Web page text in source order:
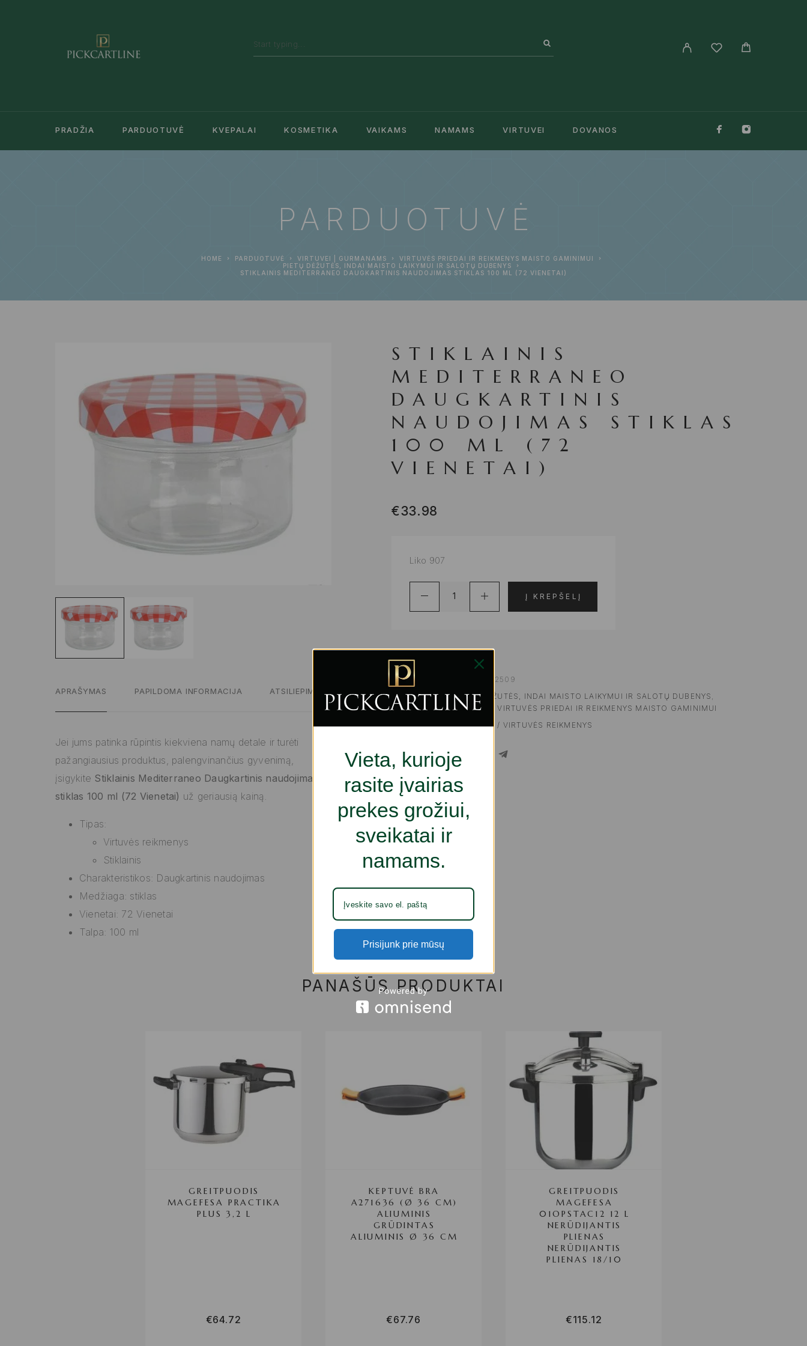
PRADŽIA PARDUOTUVĖ KVEPALAI KOSMETIKA VAIKAMS NAMAMS VIRTUVEI DOVANOS
PARDUOTUVĖ
HOME PARDUOTUVĖ VIRTUVEI | GURMANAMS
VIRTUVĖS PRIEDAI IR REIKMENYS MAISTO GAMINIMUI
PIETŲ DĖŽUTĖS, INDAI MAISTO LAIKYMUI IR SALOTŲ DUBENYS
STIKLAINIS MEDITERRANEO DAUGKARTINIS NAUDOJIMAS STIKLAS 100 ML (72 VIENETAI)
APRAŠYMAS PAPILDOMA INFORMACIJA ATSILIEPIMAI
Jei jums patinka rūpintis kiekviena namų detale ir turėti
pažangiausius produktus, palengvinančius gyvenimą,
įsigykite Stiklainis Mediterraneo Daugkartinis naudojimas
stiklas 100 ml (72 Vienetai) už geriausią kainą.
Tipas:
Virtuvės reikmenys
Stiklainis
Charakteristikos: Daugkartinis naudojimas
Medžiaga: stiklas
Vienetai: 72 Vienetai
Talpa: 100 ml
STIKLAINIS
MEDITERRANEO
DAUGKARTINIS
NAUDOJIMAS STIKLAS
100 ML (72
VIENETAI)
€33.98
Liko 907
Į KREPŠELĮ
ADD TO WISHLIST
PRODUKTO KODAS:
S2232509
KATEGORIJOS:PIETŲ DĖŽUTĖS, INDAI MAISTO LAIKYMUI IR SALOTŲ DUBENYS
VIRTUVEI | GURMANAMS
,VIRTUVĖS PRIEDAI IR REIKMENYS MAISTO GAMINIMUI
ŽYMA:VIRTUVĖS ŠEFAMS / VIRTUVĖS REIKMENYS
SHARE
PANAŠŪS PRODUKTAI
GREITPUODIS
MAGEFESA PRACTIKA
PLUS 3,2 L
€64.72
KEPTUVĖ BRA
A271636 (Ø 36 CM)
ALIUMINIS
GRŪDINTAS
ALIUMINIS Ø 36 CM
€67.76
GREITPUODIS
MAGEFESA
01OPSTAC12 12 L
NERŪDIJANTIS
PLIENAS
NERŪDIJANTIS
PLIENAS 18/10
€115.12
Vieta, kurioje
rasite įvairias
prekes grožiui,
sveikatai ir
namams.
Prisijunk prie mūsų